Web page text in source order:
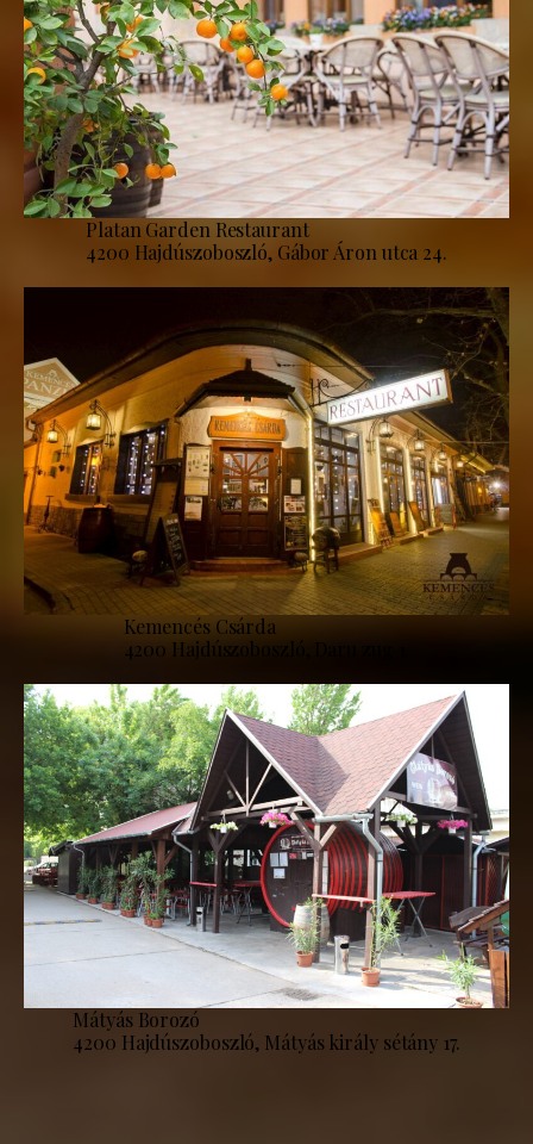
Platan Garden Restaurant
4200 Hajdúszoboszló, Gábor Áron utca 24.
Kemencés Csárda
4200 Hajdúszoboszló, Daru zug 1.
Mátyás Borozó
4200 Hajdúszoboszló, Mátyás király sétány 17.